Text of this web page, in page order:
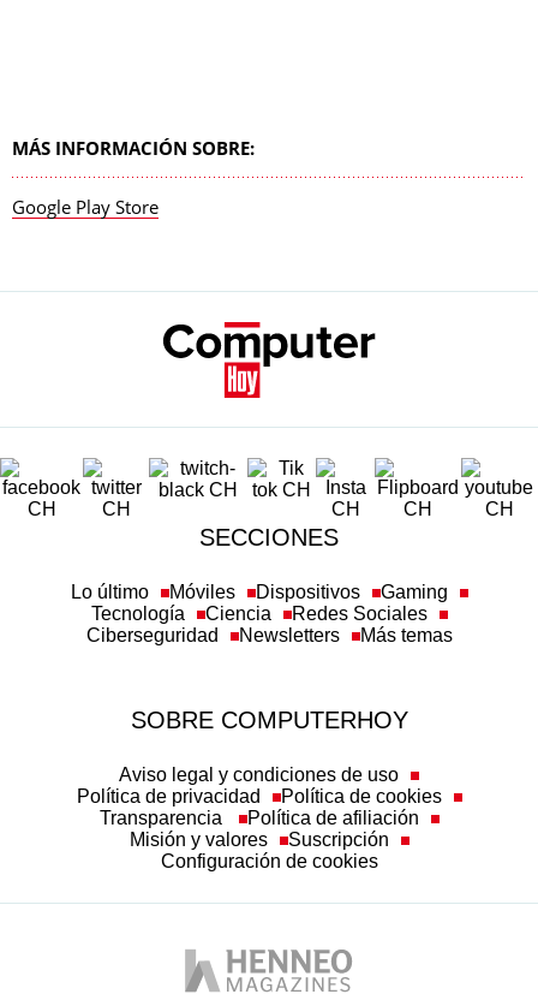
MÁS INFORMACIÓN SOBRE:
Google Play Store
SECCIONES
Lo último Móviles Dispositivos
Gaming
Tecnología
Ciencia
Redes Sociales
Ciberseguridad
Newsletters Más temas
SOBRE COMPUTERHOY
Aviso legal y condiciones de uso
Política de privacidad
Política de cookies
Transparencia
Política de afiliación
Misión y valores
Suscripción
Configuración de cookies